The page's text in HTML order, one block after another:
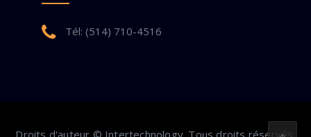
Tél: (514) 710-4516